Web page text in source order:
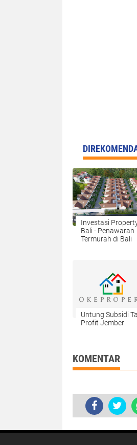
Investasi
Bali - Penawaran
Termurah di Bali
Untung Subsidi
Profit Jember
KOMENTAR